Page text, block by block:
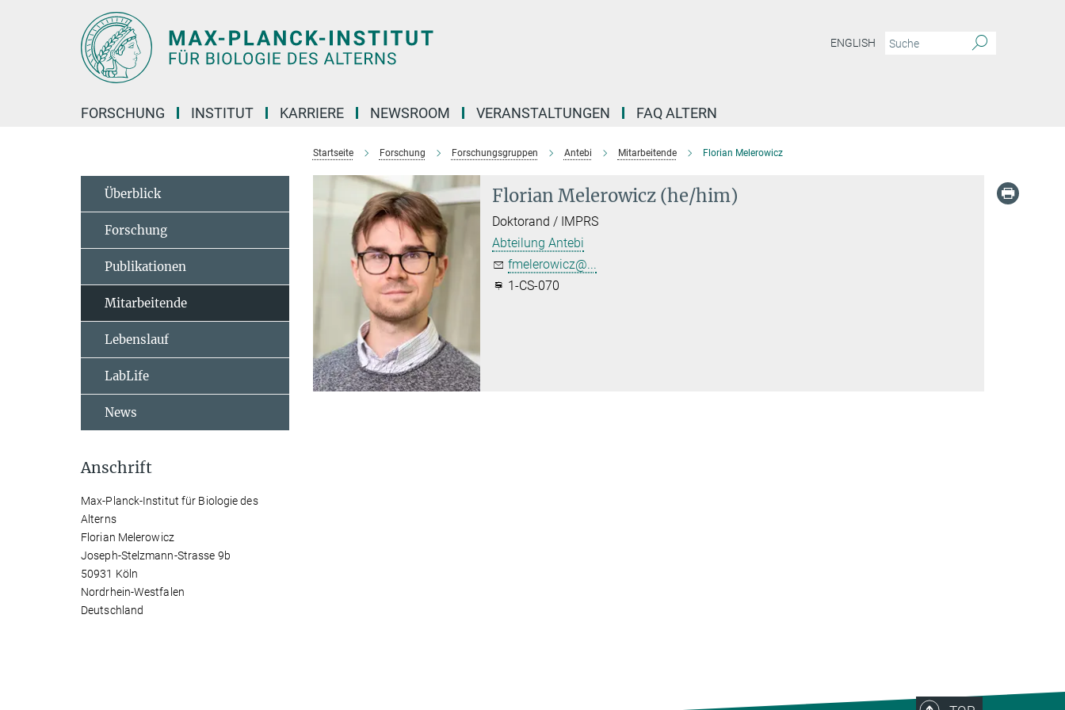
ENGLISH
FORSCHUNG INSTITUT KARRIERE NEWSROOM VERANSTALTUNGEN FAQ ALTERN
Startseite Forschung Forschungsgruppen Antebi Mitarbeitende Florian Melerowicz
Florian Melerowicz (he/him)
Doktorand / IMPRS
Abteilung Antebi
fmelerowicz@...
1-CS-070
Überblick
Forschung
Publikationen
Mitarbeitende
Lebenslauf
LabLife
News
Anschrift
Max-Planck-Institut für Biologie des
Alterns
Florian Melerowicz
Joseph-Stelzmann-Strasse 9b
50931 Köln
Nordrhein-Westfalen
Deutschland